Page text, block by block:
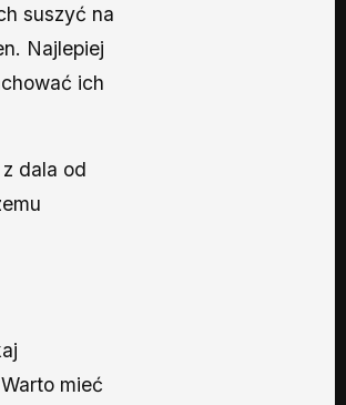
suszyć na
Najlepiej
ich
dala od
mieć